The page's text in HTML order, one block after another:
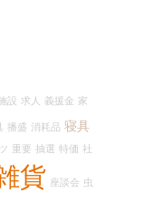
設 求人 義援金 家
播盛 消耗品 寝具
重要 抽選 特価 社
貨 座談会 虫